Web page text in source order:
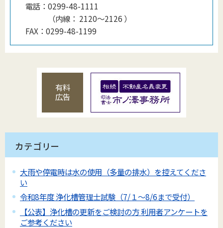
電話： 0299-48-1111
（内線 ： 2120〜2126 ）
FAX： 0299-48-1199
有料
広告
カテゴリー
大雨や停電時は水の使用（多量の排水）を控えてくださ
い
令和8年度 浄化槽管理士試験（7/１～8/6まで受付）
【公表】浄化槽の更新をご検討の方 利用者アンケートを
ご参考ください